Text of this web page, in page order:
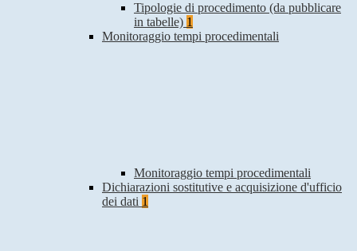
Tipologie di procedimento (da pubblicare
in tabelle) 1
Monitoraggio tempi procedimentali
Monitoraggio tempi procedimentali
Dichiarazioni sostitutive e acquisizione d'ufficio
dei dati 1